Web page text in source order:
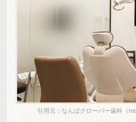
引用元：なんばクローバー歯科（